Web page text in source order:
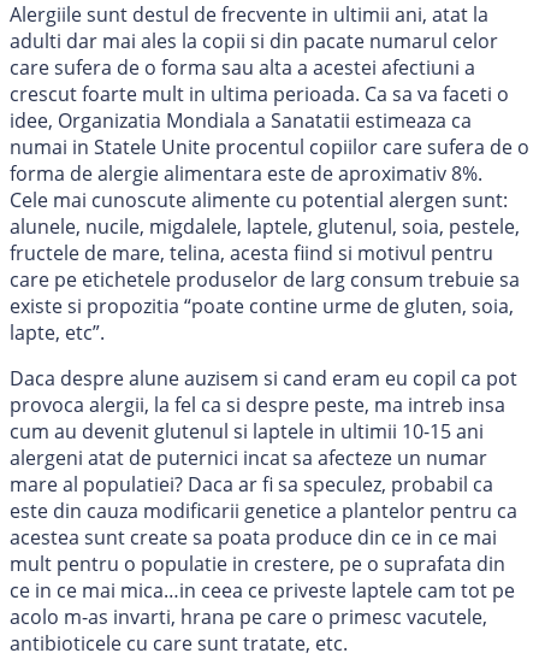
Alergiile sunt destul de frecvente in ultimii ani, atat la
adulti dar mai ales la copii si din pacate numarul celor
care sufera de o forma sau alta a acestei afectiuni a
crescut foarte mult in ultima perioada. Ca sa va faceti o
idee, Organizatia Mondiala a Sanatatii estimeaza ca
numai in Statele Unite procentul copiilor care sufera de o
forma de alergie alimentara este de aproximativ 8%.
Cele mai cunoscute alimente cu potential alergen sunt:
alunele, nucile, migdalele, laptele, glutenul, soia, pestele,
fructele de mare, telina, acesta fiind si motivul pentru
care pe etichetele produselor de larg consum trebuie sa
existe si propozitia “poate contine urme de gluten, soia,
lapte, etc”.
Daca despre alune auzisem si cand eram eu copil ca pot
provoca alergii, la fel ca si despre peste, ma intreb insa
cum au devenit glutenul si laptele in ultimii 10-15 ani
alergeni atat de puternici incat sa afecteze un numar
mare al populatiei? Daca ar fi sa speculez, probabil ca
este din cauza modificarii genetice a plantelor pentru ca
acestea sunt create sa poata produce din ce in ce mai
mult pentru o populatie in crestere, pe o suprafata din
ce in ce mai mica…in ceea ce priveste laptele cam tot pe
acolo m-as invarti, hrana pe care o primesc vacutele,
antibioticele cu care sunt tratate, etc.